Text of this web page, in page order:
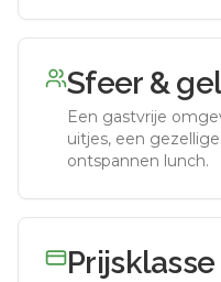
Sfeer &
Een gastvrije
uitjes, een
ontspannen lunch.
Prijsklasse